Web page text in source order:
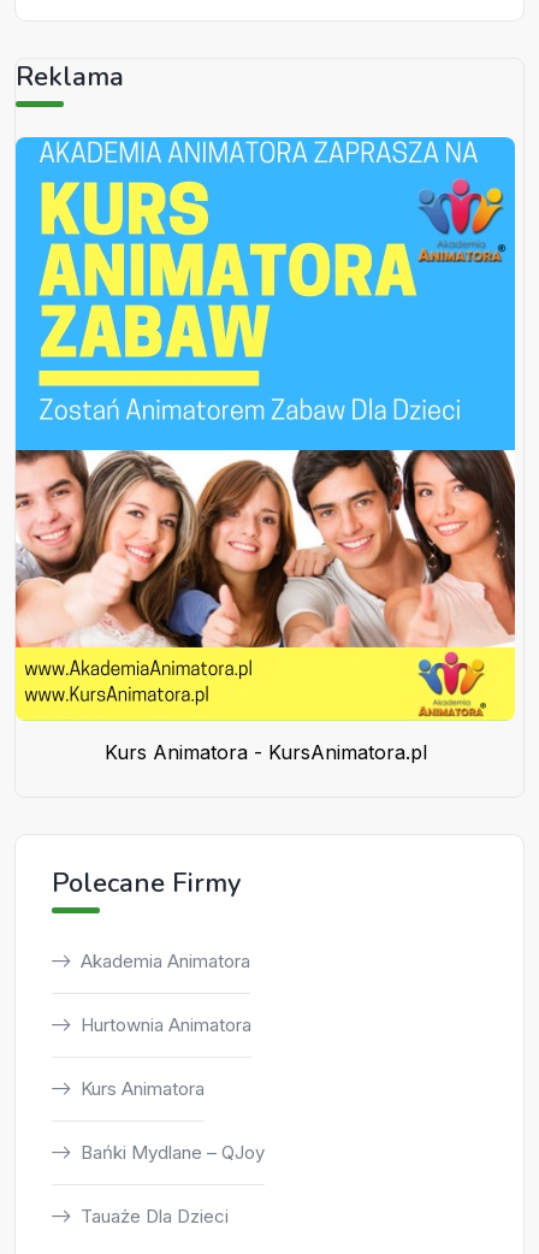
Reklama
Kurs Animatora - KursAnimatora.pl
Polecane Firmy
Akademia Animatora
Hurtownia Animatora
Kurs Animatora
Bańki Mydlane – QJoy
Tauaże Dla Dzieci